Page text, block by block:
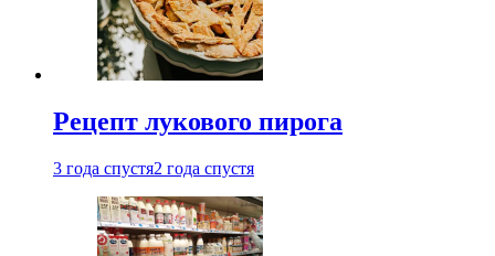
Рецепт лукового пирога
3 года спустя2 года спустя